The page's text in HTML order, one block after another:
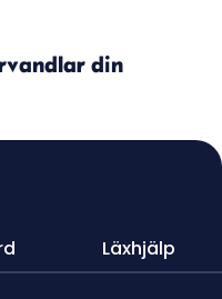
din
Läxhjälp